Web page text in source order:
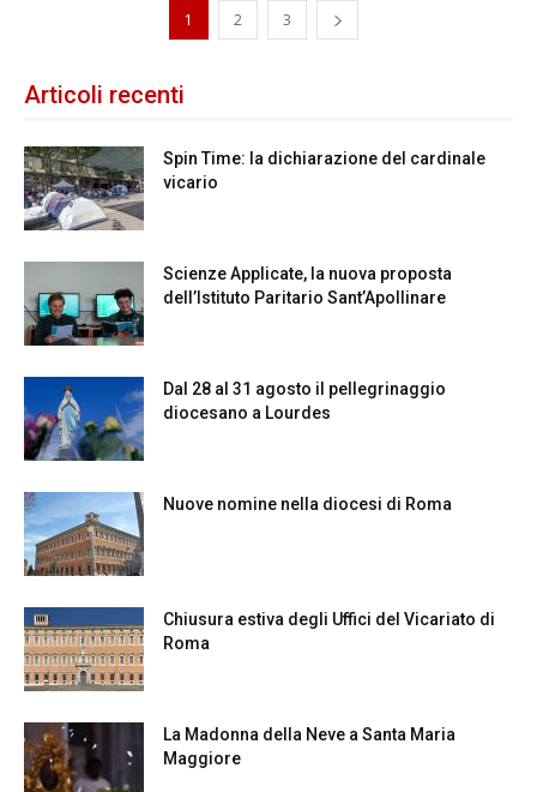
1 2 3
Articoli recenti
Spin Time: la dichiarazione del cardinale
vicario
Scienze Applicate, la nuova proposta
dell’Istituto Paritario Sant’Apollinare
Dal 28 al 31 agosto il pellegrinaggio
diocesano a Lourdes
Nuove nomine nella diocesi di Roma
Chiusura estiva degli Uffici del Vicariato di
Roma
La Madonna della Neve a Santa Maria
Maggiore